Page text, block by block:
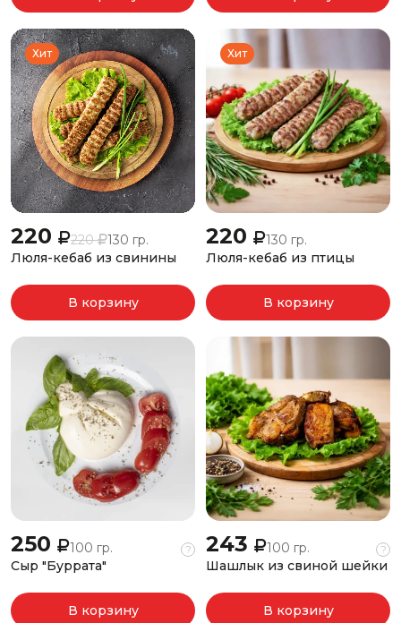
Хит
220 220
130 гр.
Люля-кебаб из свинины
В корзину
Хит
220
130 гр.
Люля-кебаб из птицы
В корзину
250 100 гр. ?
Сыр "Буррата"
В корзину
243 100 гр. ?
Шашлык из свиной шейки
В корзину